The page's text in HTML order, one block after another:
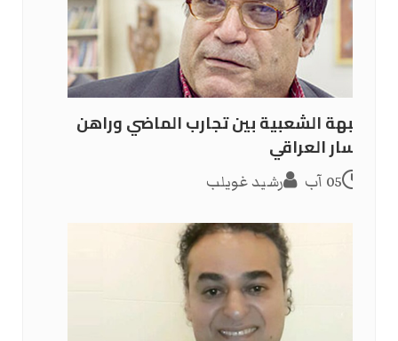
الجبهة الشعبية بين تجارب الماضي وراهن
اليسار العراقي
05 آب رشيد غويلب